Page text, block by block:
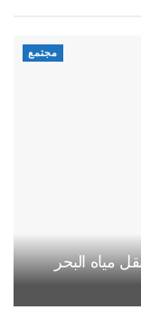
مجتمع
مياه البحر